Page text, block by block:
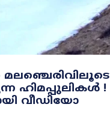
ഹിമപ്പുലികള്‍ !
വീഡിയോ